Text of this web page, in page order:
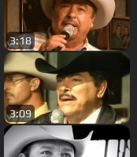
3:18
3:09